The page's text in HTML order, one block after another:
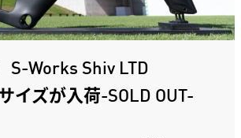
S-Works Shiv LTD
イズが入荷-SOLD OUT-